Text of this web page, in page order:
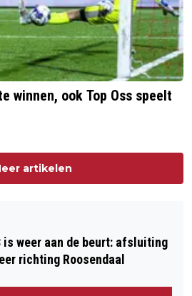
winnen, ook Top Oss speelt
artikelen
is weer aan de beurt: afsluiting
richting Roosendaal